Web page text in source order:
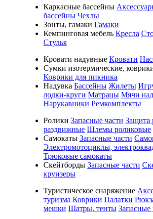
Каркасные бассейны
бассейны Чехлы
Зонты, гамаки Гамаки
Кемпинговая мебель Кресла
Стулья
Кровати надувные Кровати
Cумки изотермические,
Коврики для пикника
Надувка Бассейны Жилеты
лодки-круги Матрацы Мячи
Нарукавники Ремкомплекты
Ролики Запасные части Защита
раздвижные Шлемы роликовые
Самокаты Запасные части
Электромотоциклы,
Трюковые самокаты
Скейтборды Запасные части
круизеры
Туристическое снаряжение
туризма Коврики Палатки
мешки Шатры, тенты Запасные